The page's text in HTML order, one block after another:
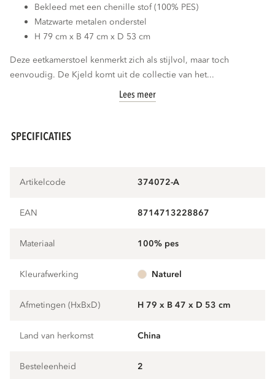
Bekleed met een chenille stof (100% PES)
Matzwarte metalen onderstel
H 79 cm x B 47 cm x D 53 cm
Deze eetkamerstoel kenmerkt zich als stijlvol, maar toch
eenvoudig. De Kjeld komt uit de collectie van het...
Lees meer
SPECIFICATIES
Artikelcode 374072-A
EAN 8714713228867
Materiaal 100% pes
Kleurafwerking naturel
Afmetingen (HxBxD) H 79 x B 47 x D 53 cm
Land van herkomst China
Besteleenheid 2